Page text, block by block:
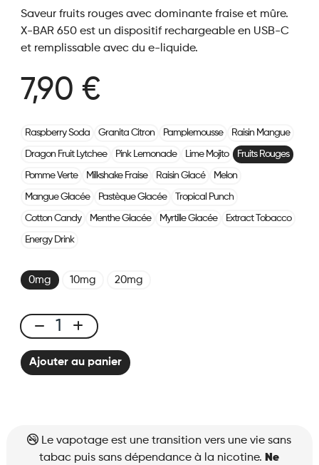
Saveur fruits rouges avec dominante fraise et mûre.
X-BAR 650 est un dispositif rechargeable en USB-C
et remplissable avec du e-liquide.
7,90 €
Raspberry Soda Granita Citron Pamplemousse Raisin Mangue
Dragon Fruit Lytchee Pink Lemonade Lime Mojito Fruits Rouges
Pomme Verte Milkshake Fraise Raisin Glacé Melon
Mangue Glacée Pastèque Glacée Tropical Punch
Cotton Candy Menthe Glacée Myrtille Glacée Extract Tobacco
Energy Drink
0mg 10mg 20mg
X-
BAR
650Ajouter au panier
Le vapotage est une transition vers une vie sans
tabac puis sans dépendance à la nicotine. Ne